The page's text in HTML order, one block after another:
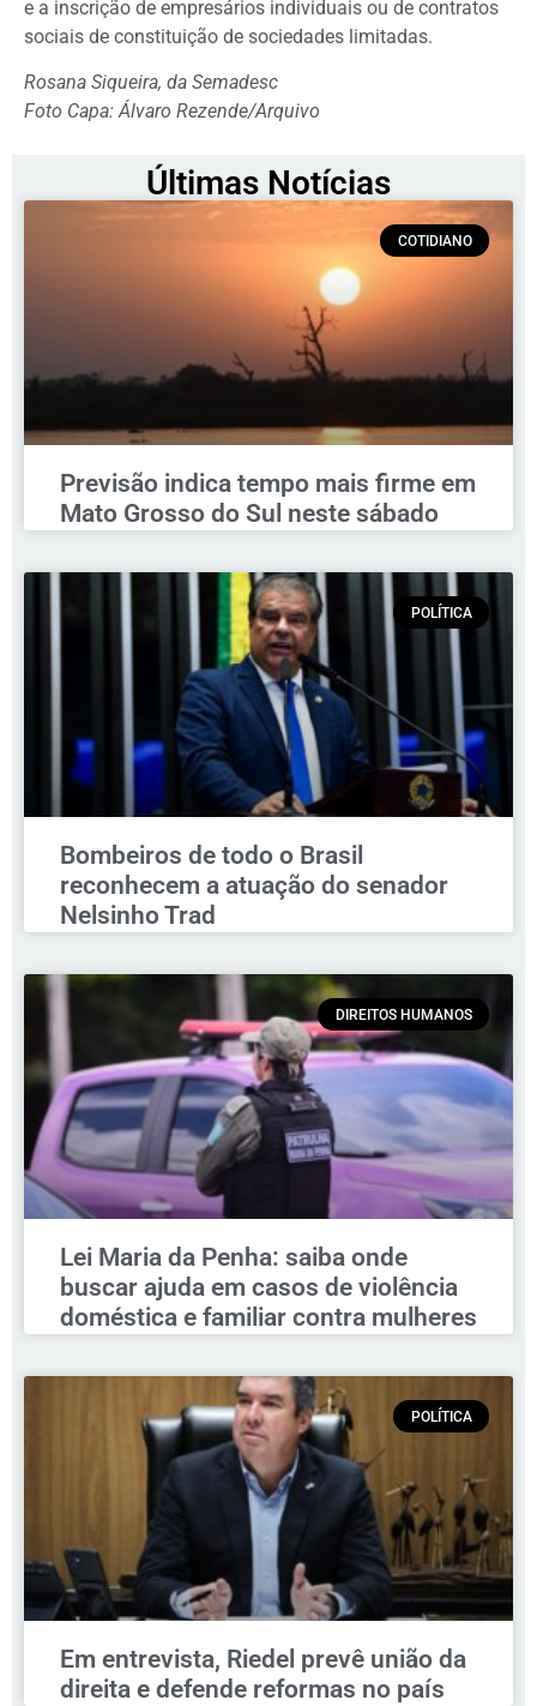
e a inscrição de empresários individuais ou de contratos
sociais de constituição de sociedades limitadas.
Rosana Siqueira, da Semadesc
Foto Capa: Álvaro Rezende/Arquivo
Últimas Notícias
COTIDIANO
Previsão indica tempo mais firme em
Mato Grosso do Sul neste sábado
POLÍTICA
Bombeiros de todo o Brasil
reconhecem a atuação do senador
Nelsinho Trad
DIREITOS HUMANOS
Lei Maria da Penha: saiba onde
buscar ajuda em casos de violência
doméstica e familiar contra mulheres
POLÍTICA
Em entrevista, Riedel prevê união da
direita e defende reformas no país